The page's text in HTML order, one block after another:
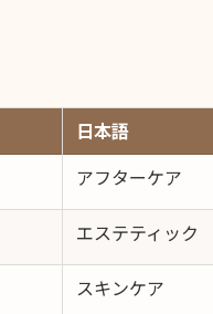
日本語
アフターケア
エステティック
スキンケア